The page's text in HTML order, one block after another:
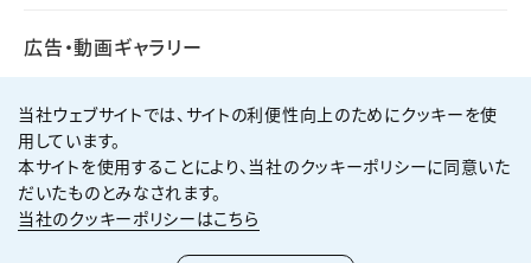
広告・動画ギャラリー
個人情報保護方針
サイト利用規約
サイトマップ
2026KUMAGAI GUMI CO.,LTD All Rights Reserved.
当社ウェブサイトでは、サイトの利便性向上のためにクッキーを使
用しています。
本サイトを使用することにより、当社のクッキーポリシーに同意いた
だいたものとみなされます。
当社のクッキーポリシーはこちら